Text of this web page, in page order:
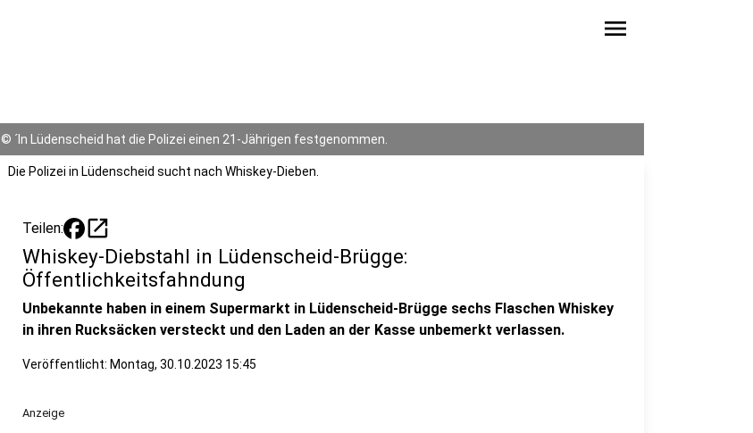
menu
© ´In Lüdenscheid hat die Polizei einen 21-Jährigen festgenommen.
Die Polizei in Lüdenscheid sucht nach Whiskey-Dieben.
Teilen: open_in_new
Whiskey-Diebstahl in Lüdenscheid-Brügge:
Öffentlichkeitsfahndung
Unbekannte haben in einem Supermarkt in Lüdenscheid-Brügge sechs Flaschen Whiskey
in ihren Rucksäcken versteckt und den Laden an der Kasse unbemerkt verlassen.
Veröffentlicht: Montag, 30.10.2023 15:45
Anzeige